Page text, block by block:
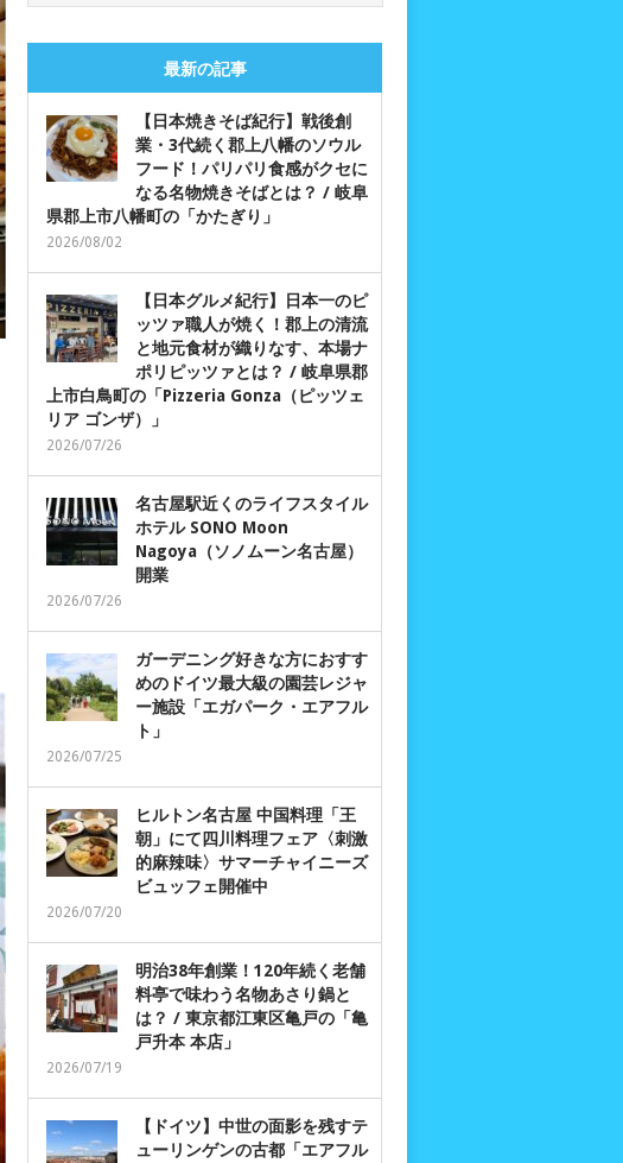
最新の記事
【日本焼きそば紀行】戦後創
業・3代続く郡上八幡のソウル
フード！パリパリ食感がクセに
なる名物焼きそばとは？ / 岐阜
県郡上市八幡町の「かたぎり」
2026/08/02
【日本グルメ紀行】日本一のピ
ッツァ職人が焼く！郡上の清流
と地元食材が織りなす、本場ナ
ポリピッツァとは？ / 岐阜県郡
上市白鳥町の「Pizzeria Gonza（ピッツェ
リア ゴンザ）」
2026/07/26
名古屋駅近くのライフスタイル
ホテル SONO Moon
Nagoya（ソノムーン名古屋）
開業
2026/07/26
ガーデニング好きな方におすす
めのドイツ最大級の園芸レジャ
ー施設「エガパーク・エアフル
ト」
2026/07/25
ヒルトン名古屋 中国料理「王
朝」にて四川料理フェア〈刺激
的麻辣味〉サマーチャイニーズ
ビュッフェ開催中
2026/07/20
明治38年創業！120年続く老舗
料亭で味わう名物あさり鍋と
は？ / 東京都江東区亀戸の「亀
戸升本 本店」
2026/07/19
【ドイツ】中世の面影を残すテ
ューリンゲンの古都「エアフル